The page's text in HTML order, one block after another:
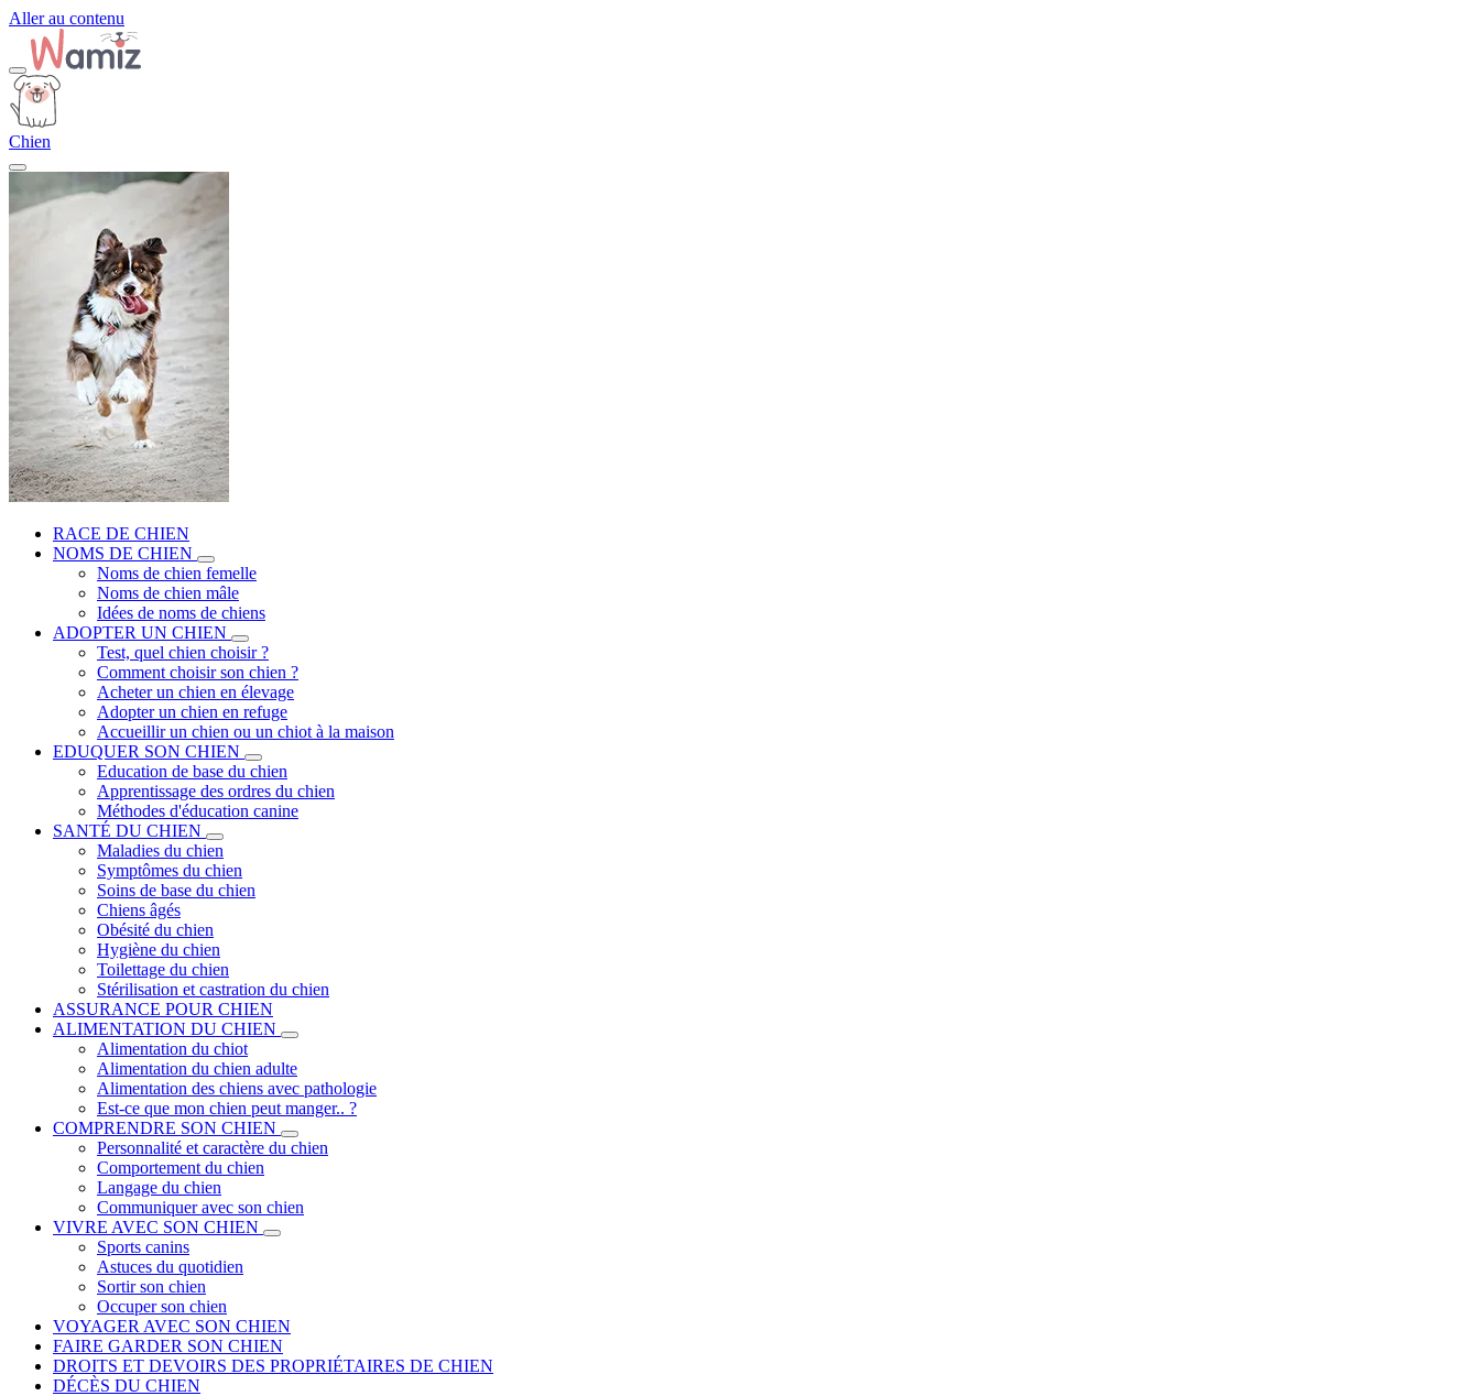
Aller au contenu
Chien
RACE DE CHIEN
NOMS DE CHIEN
Noms de chien femelle
Noms de chien mâle
Idées de noms de chiens
ADOPTER UN CHIEN
Test, quel chien choisir ?
Comment choisir son chien ?
Acheter un chien en élevage
Adopter un chien en refuge
Accueillir un chien ou un chiot à la maison
EDUQUER SON CHIEN
Education de base du chien
Apprentissage des ordres du chien
Méthodes d'éducation canine
SANTÉ DU CHIEN
Maladies du chien
Symptômes du chien
Soins de base du chien
Chiens âgés
Obésité du chien
Hygiène du chien
Toilettage du chien
Stérilisation et castration du chien
ASSURANCE POUR CHIEN
ALIMENTATION DU CHIEN
Alimentation du chiot
Alimentation du chien adulte
Alimentation des chiens avec pathologie
Est-ce que mon chien peut manger.. ?
COMPRENDRE SON CHIEN
Personnalité et caractère du chien
Comportement du chien
Langage du chien
Communiquer avec son chien
VIVRE AVEC SON CHIEN
Sports canins
Astuces du quotidien
Sortir son chien
Occuper son chien
VOYAGER AVEC SON CHIEN
FAIRE GARDER SON CHIEN
DROITS ET DEVOIRS DES PROPRIÉTAIRES DE CHIEN
DÉCÈS DU CHIEN